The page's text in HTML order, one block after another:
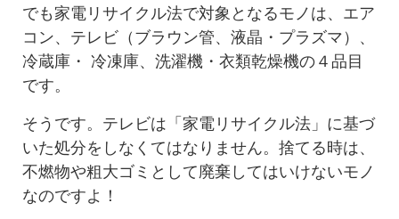
でも家電リサイクル法で対象となるモノは、エア
コン、テレビ（ブラウン管、液晶・プラズマ）、
冷蔵庫・ 冷凍庫、洗濯機・衣類乾燥機の４品目
です。
そうです。テレビは「家電リサイクル法」に基づ
いた処分をしなくてはなりません。捨てる時は、
不燃物や粗大ゴミとして廃棄してはいけないモノ
なのですよ！